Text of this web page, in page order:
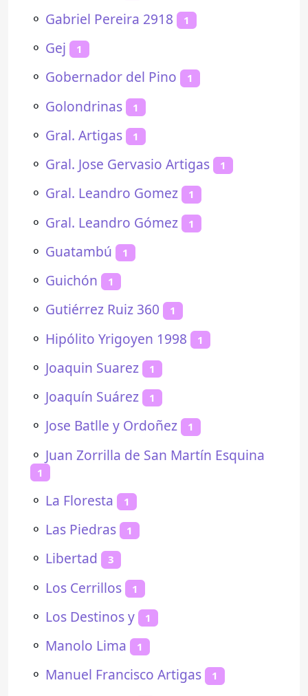
⚬ Gabriel Pereira 2918 1
⚬ Gej 1
⚬ Gobernador del Pino 1
⚬ Golondrinas 1
⚬ Gral. Artigas 1
⚬ Gral. Jose Gervasio Artigas 1
⚬ Gral. Leandro Gomez 1
⚬ Gral. Leandro Gómez 1
⚬ Guatambú 1
⚬ Guichón 1
⚬ Gutiérrez Ruiz 360 1
⚬ Hipólito Yrigoyen 1998 1
⚬ Joaquin Suarez 1
⚬ Joaquín Suárez 1
⚬ Jose Batlle y Ordoñez 1
⚬ Juan Zorrilla de San Martín Esquina
1
⚬ La Floresta 1
⚬ Las Piedras 1
⚬ Libertad 3
⚬ Los Cerrillos 1
⚬ Los Destinos y 1
⚬ Manolo Lima 1
⚬ Manuel Francisco Artigas 1